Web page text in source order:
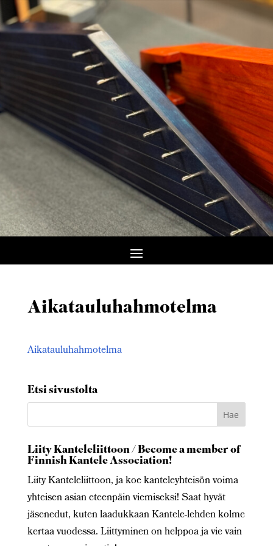
Aikatauluhahmotelma
Aikatauluhahmotelma
Etsi sivustolta
Liity Kanteleliittoon / Become a member of
Finnish Kantele Association!
Liity Kanteleliittoon, ja koe kanteleyhteisön voima
yhteisen asian eteenpäin viemiseksi! Saat hyvät
jäsenedut, kuten laadukkaan Kantele-lehden kolme
kertaa vuodessa. Liittyminen on helppoa ja vie vain